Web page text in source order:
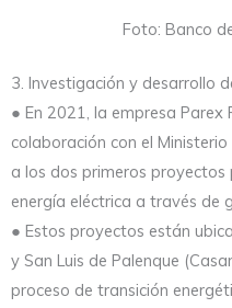
Foto: Banco
3. Investigación y desarrollo
● En 2021, la empresa Parex
colaboración con el
a los dos primeros
energía eléctrica a través de
● Estos proyectos están
y San Luis de Palenque
proceso de transición